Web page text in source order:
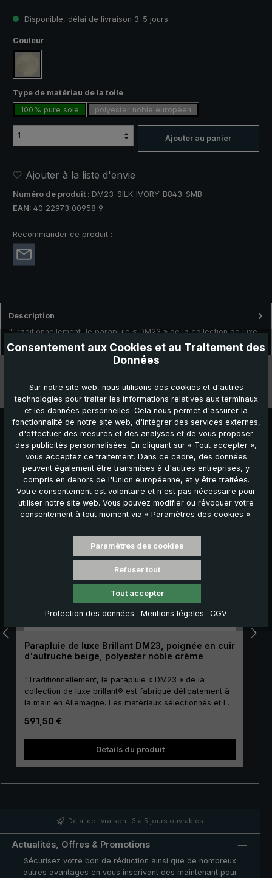
Disponible, délai de livraison 3-5 jours
Sélectionnez
Couleur
Sélectionnez
Type de matériau de la toile
100% pure soie
polyester noble européen
Ajouter au panier
Ajouter à la liste d'envie
Numéro de produit : DM23-SILK-IVORY-B843-SMB
EAN: 40 22973 00958 9
Recommander ce produit :
Description
"Traditionnellement, le parapluie « DM23 » de la collection de luxe
brillant® est fabriqué délicatement à la main en Allemag… Plus
Caractéristiques
Ignorer la galerie de produits
Autres produits que vous pourriez aimer :
Parapluie de luxe Brillant DM23, poignée en cuir
d'autruche beige, polyester noble crème
"Traditionnellement, le parapluie « DM23 » de la
collection de luxe brillant® est fabriqué délicatement à
la main en Allemagne. Les matériaux sélectionnés et la
pour femmes un investissement pour la vie. Dorure
réelle des baleines, de la canne, du tape terre, de la
en polyester précieux européen de haute qualité et a
agréablement enveloppée avec le précieux cuir
son aspect distinctif. La housse avec fermeture à
complète ce modèle exclusif."
Prix régulier :
591,50 €
Détails du produit
Délai de livraison : 3 à 5 jours ouvrables
Actualités, Offres & Promotions
Sécurisez votre bon de réduction ainsi que de nombreux
autres avantages en vous inscrivant dès maintenant pour
Consentement aux Cookies et au Traitement des
Données
Sur notre site web, nous utilisons des cookies et d'autres
technologies pour traiter les informations relatives aux terminaux
et les données personnelles. Cela nous permet d'assurer la
fonctionnalité de notre site web, d'intégrer des services externes,
d'effectuer des mesures et des analyses et de vous proposer
des publicités personnalisées. En cliquant sur « Tout accepter »,
vous acceptez ce traitement. Dans ce cadre, des données
peuvent également être transmises à d'autres entreprises, y
compris en dehors de l'Union européenne, et y être traitées.
Votre consentement est volontaire et n'est pas nécessaire pour
utiliser notre site web. Vous pouvez modifier ou révoquer votre
consentement à tout moment via « Paramètres des cookies ».
Paramètres des cookies
Refuser tout
Tout accepter
Protection des données Mentions légales CGV